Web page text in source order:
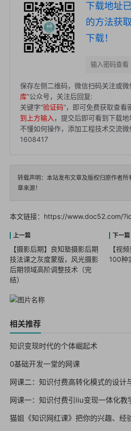
下载地址
的方法获
下载！
保存左侧二维码，微信扫码关注或微
库”公众号，关注后回复:
关键字“验证码”，即可免费获取查看
到上方输入 ，提交后即可看到下载地
不懂如何操作，添加工程技术交流
1608417
转载声明：本站发布文章及版权归原作者
章来源！
本文链接： https://www.doc52.com/
【摄影后期】良知塾摄影后期
技法课之灰度蒙版，风光摄影
后期领域高阶调整技术（完
结）
【视
100种
相关推荐
知识变现时代的个体崛起术
0基础开发一堂的网课
网课二：知识付费高转化模式的设计
网课一：知识付费引liu变现一体化教
猫姐《知识网红课》把你的兴趣、经验